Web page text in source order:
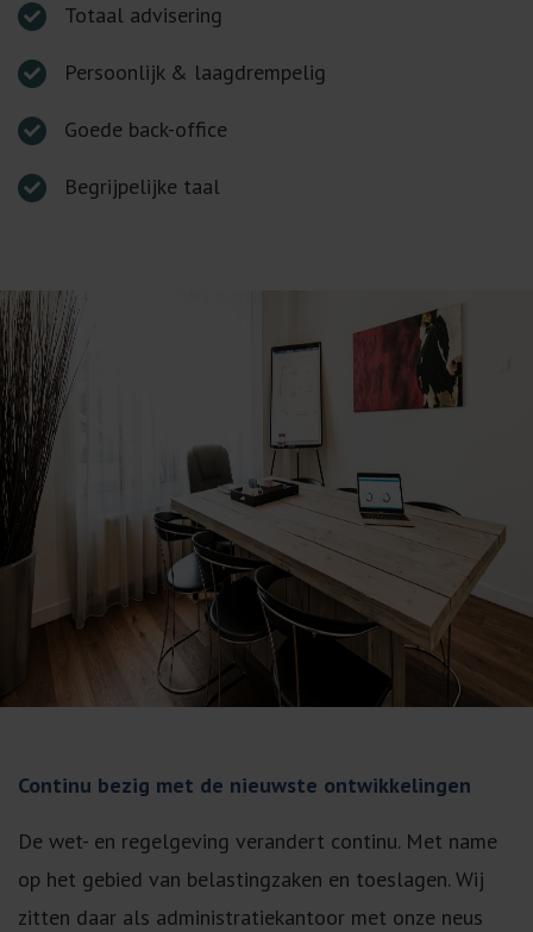
Totaal advisering
Persoonlijk & laagdrempelig
Goede back-office
Begrijpelijke taal
Continu bezig met de nieuwste ontwikkelingen
De wet- en regelgeving verandert continu. Met name
op het gebied van belastingzaken en toeslagen. Wij
zitten daar als administratiekantoor met onze neus